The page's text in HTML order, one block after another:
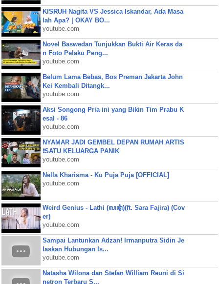
KISRUH Nagita VS Jessica Iskandar, Ada Masa
lah Apa? | OKAY BO...
youtube.com
Novel Baswedan Tunjukkan Bukti Air Keras da
n Foto Pelaku Peng...
youtube.com
Belum Lama Bebas, Bos Preman Jakarta John
Kei Kembali Ditangk...
youtube.com
Aksi Songong Pria ini yang Bikin Tim Prabu K
esal - 86
youtube.com
NYAMAR JADI GEMBEL DEPAN RUMAH ARTIS
❗SATU KELUARGA PANIK
youtube.com
Nella Kharisma - Ku Puja Puja [OFFICIAL]
youtube.com
Weird Genius - Lathi (ꦭꦛꦶ)(ft. Sara Fajira) (Cov
er)
youtube.com
Sampai Lantunkan Adzan! Irmanputra Sidin Je
laskan Hubungan Is...
youtube.com
Natasha Wilona dan Stefan William Reuni di Si
netron Terbaru S...